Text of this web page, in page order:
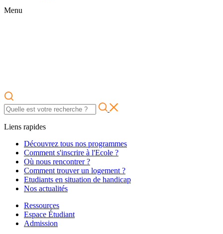
Menu
Liens rapides
Découvrez tous nos programmes
Comment s'inscrire à l'Ecole ?
Où nous rencontrer ?
Comment trouver un logement ?
Etudiants en situation de handicap
Nos actualités
Ressources
Espace Étudiant
Admission